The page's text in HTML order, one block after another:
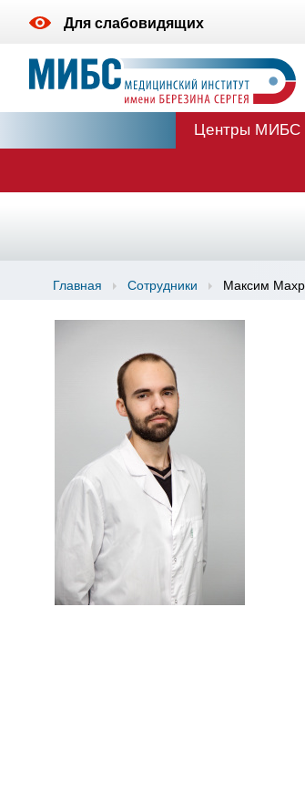
Для слабовидящих
Центры МИБС
Главная Сотрудники Максим